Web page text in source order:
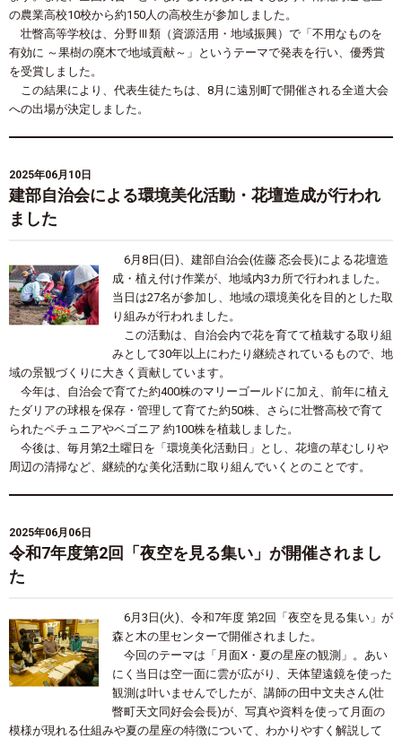
の農業高校10校から約150人の高校生が参加しました。
壮瞥高等学校は、分野Ⅲ類（資源活用・地域振興）で「不用なものを
有効に ～果樹の廃木で地域貢献～」というテーマで発表を行い、優秀賞
を受賞しました。
この結果により、代表生徒たちは、8月に遠別町で開催される全道大会
への出場が決定しました。
2025年06月10日
建部自治会による環境美化活動・花壇造成が行われ
ました
6月8日(日)、建部自治会(佐藤 忞会長)による花壇造
成・植え付け作業が、地域内3カ所で行われました。
当日は27名が参加し、地域の環境美化を目的とした取
り組みが行われました。
この活動は、自治会内で花を育てて植栽する取り組
みとして30年以上にわたり継続されているもので、地
域の景観づくりに大きく貢献しています。
今年は、自治会で育てた約400株のマリーゴールドに加え、前年に植え
たダリアの球根を保存・管理して育てた約50株、さらに壮瞥高校で育て
られたペチュニアやベゴニア 約100株を植栽しました。
今後は、毎月第2土曜日を「環境美化活動日」とし、花壇の草むしりや
周辺の清掃など、継続的な美化活動に取り組んでいくとのことです。
2025年06月06日
令和7年度第2回「夜空を見る集い」が開催されまし
た
6月3日(火)、令和7年度 第2回「夜空を見る集い」が
森と木の里センターで開催されました。
今回のテーマは「月面X・夏の星座の観測」。あい
にく当日は空一面に雲が広がり、天体望遠鏡を使った
観測は叶いませんでしたが、講師の田中文夫さん(壮
瞥町天文同好会会長)が、写真や資料を使って月面の
模様が現れる仕組みや夏の星座の特徴について、わかりやすく解説して